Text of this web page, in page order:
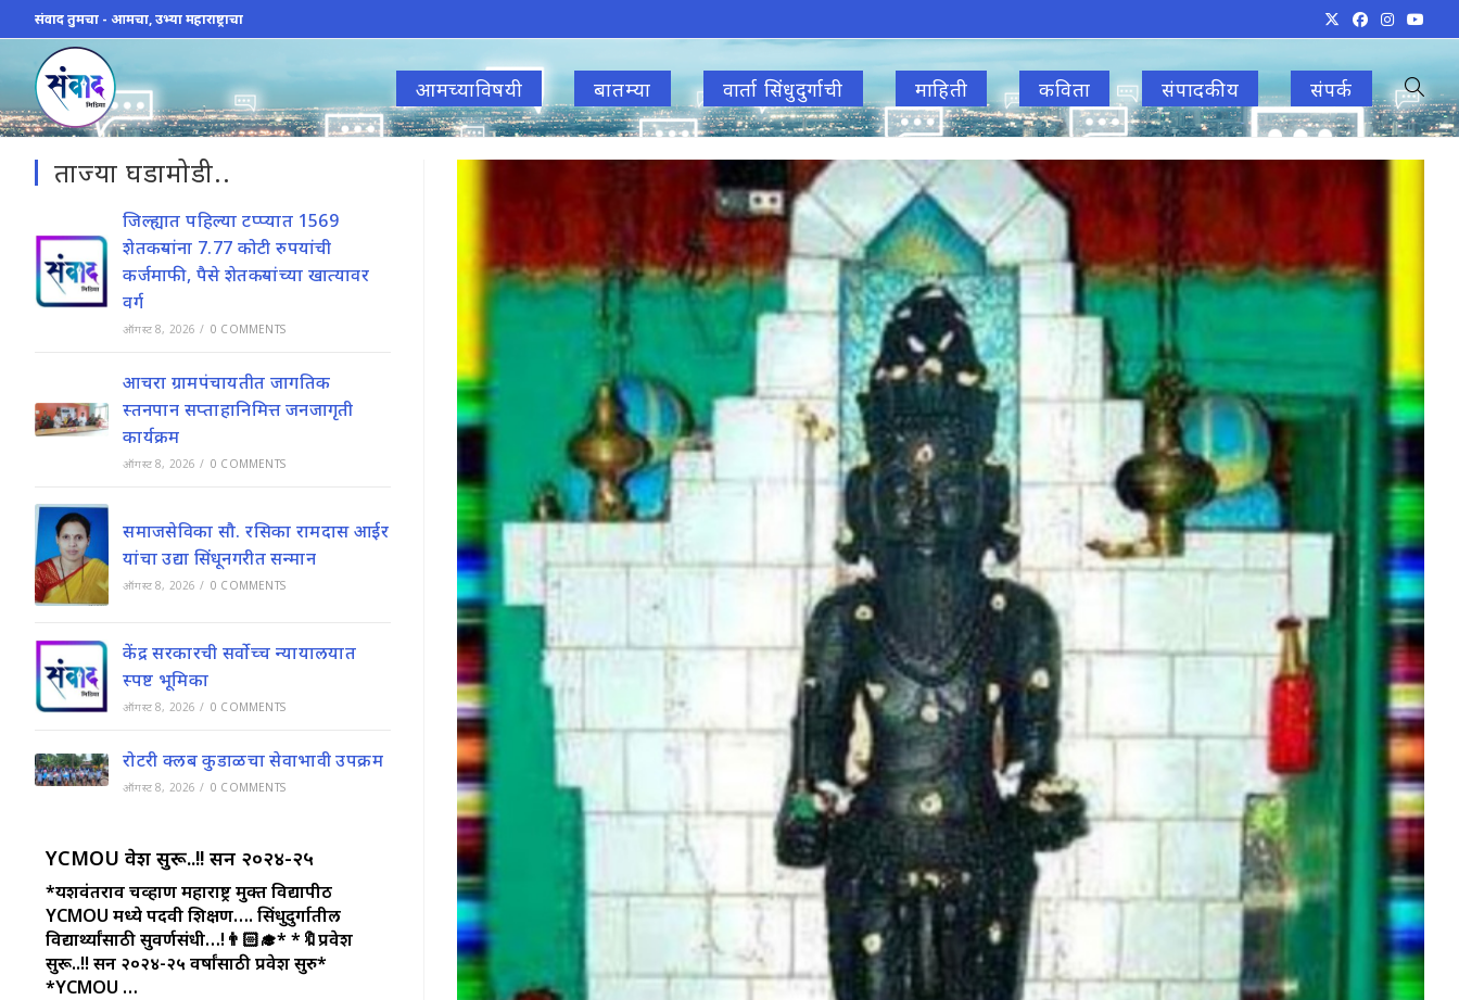
to
content
संवाद तुमचा - आमचा, उभ्या महाराष्ट्राचा
आमच्याविषयी बातम्या वार्ता सिंधुदुर्गाची माहिती कविता संपादकीय संपर्क Toggle
ताज्या घडामोडी..
जिल्ह्यात पहिल्या टप्प्यात 1569
शेतकऱ्यांना 7.77 कोटी रुपयांची
कर्जमाफी, पैसे शेतकऱ्यांच्या खात्यावर
वर्ग
ऑगस्ट 8, 2026 / 0 COMMENTS
आचरा ग्रामपंचायतीत जागतिक
स्तनपान सप्ताहानिमित्त जनजागृती
कार्यक्रम
ऑगस्ट 8, 2026 / 0 COMMENTS
समाजसेविका सौ. रसिका रामदास आईर
यांचा उद्या सिंधूनगरीत सन्मान
ऑगस्ट 8, 2026 / 0 COMMENTS
केंद्र सरकारची सर्वोच्च न्यायालयात
स्पष्ट भूमिका
ऑगस्ट 8, 2026 / 0 COMMENTS
रोटरी क्लब कुडाळचा सेवाभावी उपक्रम
ऑगस्ट 8, 2026 / 0 COMMENTS
YCMOU प्रवेश सुरू..!! सन २०२४-२५
*यशवंतराव चव्हाण महाराष्ट्र मुक्त विद्यापीठ
YCMOU मध्ये पदवी शिक्षण…. सिंधुदुर्गातील
विद्यार्थ्यांसाठी सुवर्णसंधी…!👨🏻‍🎓**🔖प्रवेश
सुरू..!! सन २०२४-२५ वर्षांसाठी प्रवेश सुरु*
*YCMOU …